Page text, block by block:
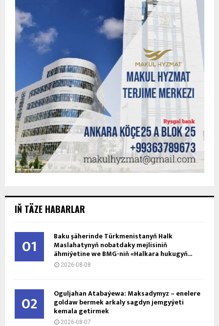
IŇ TÄZE HABARLAR
01 Baku şäherinde Türkmenistanyň Halk
Maslahatynyň nobatdaky mejlisiniň
ähmiýetine we BMG-niň «Halkara hukugyň...
2026-08-08
02 Oguljahan Atabaýewa: Maksadymyz – enelere
goldaw bermek arkaly sagdyn jemgyýeti
kemala getirmek
2026-08-07